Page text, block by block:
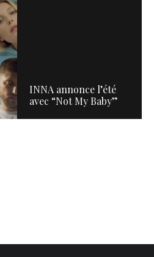
INNA annonce l’été
avec “Not My Baby”